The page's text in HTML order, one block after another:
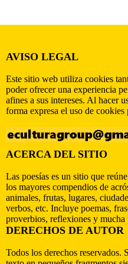
AVISO LEGAL
Este sitio web utiliza cookies
poder ofrecer una experiencia
afines a sus intereses. Al hacer
forma expresa el uso de cookies
ACERCA DEL SITIO
Las poesías es un sitio que
los mayores compendios de
animales, frutas, lugares,
verbos, etc. Incluye poemas,
proverbios, reflexiones y mucha
DERECHOS DE AUTOR
Todos los derechos reservados.